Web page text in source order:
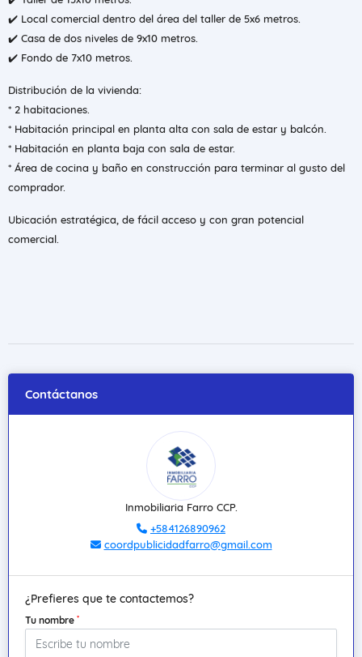
✔️ Local comercial dentro del área del taller de 5x6 metros.
✔️ Casa de dos niveles de 9x10 metros.
✔️ Fondo de 7x10 metros.
Distribución de la vivienda:
* 2 habitaciones.
* Habitación principal en planta alta con sala de estar y balcón.
* Habitación en planta baja con sala de estar.
* Área de cocina y baño en construcción para terminar al gusto del
comprador.
Ubicación estratégica, de fácil acceso y con gran potencial
comercial.
Contáctanos
Inmobiliaria Farro CCP.
+584126890962
coordpublicidadfarro@gmail.com
¿Prefieres que te contactemos?
Tu nombre *